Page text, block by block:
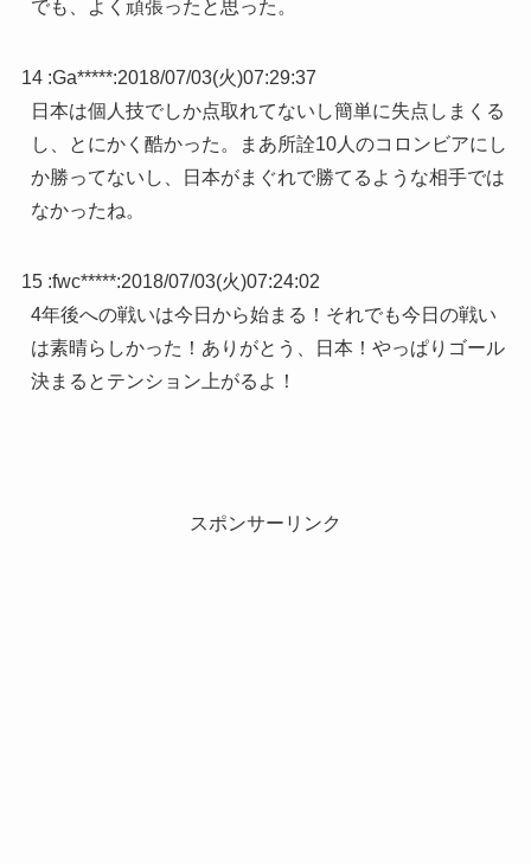
でも、よく頑張ったと思った。
14 :Ga*****:2018/07/03(火)07:29:37
日本は個人技でしか点取れてないし簡単に失点しまくる
し、とにかく酷かった。まあ所詮10人のコロンビアにし
か勝ってないし、日本がまぐれで勝てるような相手では
なかったね。
15 :fwc*****:2018/07/03(火)07:24:02
4年後への戦いは今日から始まる！それでも今日の戦い
は素晴らしかった！ありがとう、日本！やっぱりゴール
決まるとテンション上がるよ！
スポンサーリンク